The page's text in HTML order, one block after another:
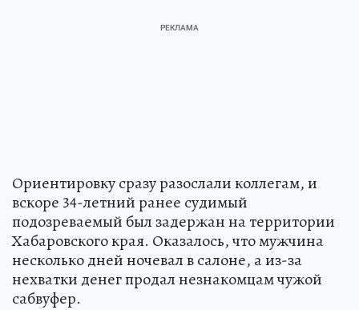
Ориентировку сразу разослали коллегам, и
вскоре 34-летний ранее судимый
подозреваемый был задержан на территории
Хабаровского края. Оказалось, что мужчина
несколько дней ночевал в салоне, а из-за
нехватки денег продал незнакомцам чужой
сабвуфер.